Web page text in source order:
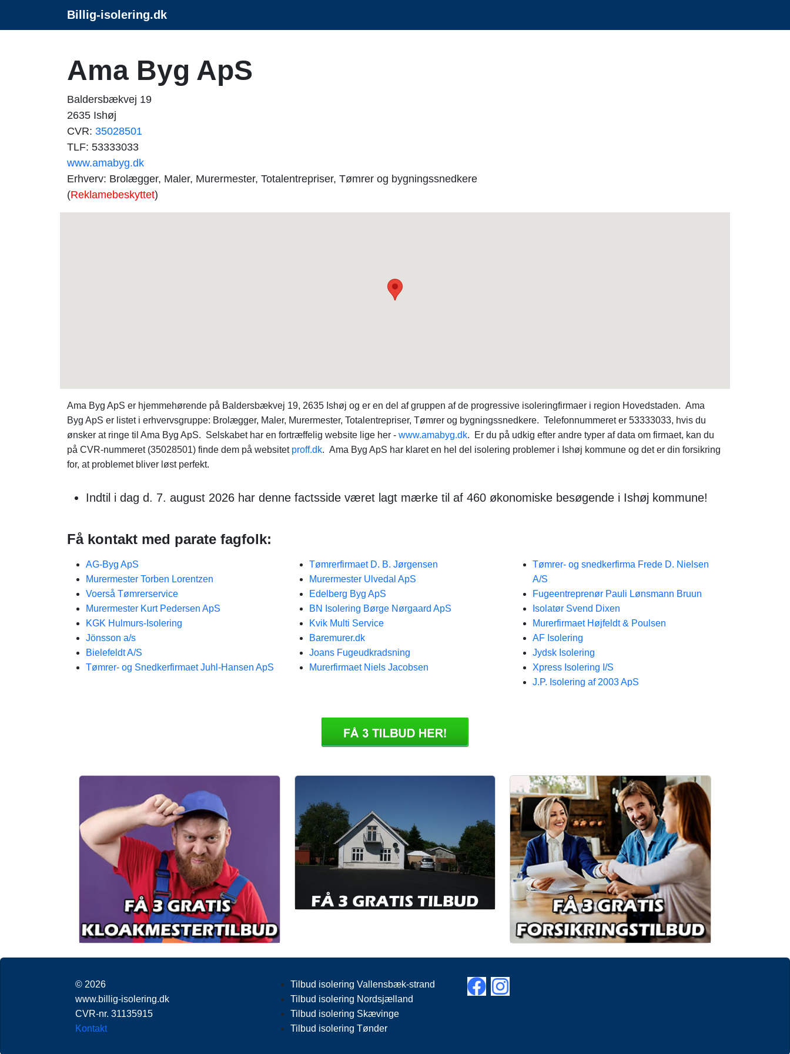
Billig-isolering.dk
Ama Byg ApS
Baldersbækvej 19
2635 Ishøj
CVR: 35028501
TLF: 53333033
www.amabyg.dk
Erhverv: Brolægger, Maler, Murermester, Totalentrepriser, Tømrer og bygningssnedkere
(Reklamebeskyttet)
Ama Byg ApS er hjemmehørende på Baldersbækvej 19, 2635 Ishøj og er en del af gruppen af de progressive isoleringfirmaer i region Hovedstaden. Ama
Byg ApS er listet i erhvervsgruppe: Brolægger, Maler, Murermester, Totalentrepriser, Tømrer og bygningssnedkere. Telefonnummeret er 53333033, hvis du
ønsker at ringe til Ama Byg ApS. Selskabet har en fortræffelig website lige her - www.amabyg.dk. Er du på udkig efter andre typer af data om firmaet, kan du
på CVR-nummeret (35028501) finde dem på websitet proff.dk. Ama Byg ApS har klaret en hel del isolering problemer i Ishøj kommune og det er din forsikring
for, at problemet bliver løst perfekt.
Indtil i dag d. 7. august 2026 har denne factsside været lagt mærke til af 460 økonomiske besøgende i Ishøj kommune!
Få kontakt med parate fagfolk:
AG-Byg ApS
Murermester Torben Lorentzen
Voerså Tømrerservice
Murermester Kurt Pedersen ApS
KGK Hulmurs-Isolering
Jönsson a/s
Bielefeldt A/S
Tømrer- og Snedkerfirmaet Juhl-Hansen ApS
Tømrerfirmaet D. B. Jørgensen
Murermester Ulvedal ApS
Edelberg Byg ApS
BN Isolering Børge Nørgaard ApS
Kvik Multi Service
Baremurer.dk
Joans Fugeudkradsning
Murerfirmaet Niels Jacobsen
Tømrer- og snedkerfirma Frede D. Nielsen
A/S
Fugeentreprenør Pauli Lønsmann Bruun
Isolatør Svend Dixen
Murerfirmaet Højfeldt & Poulsen
AF Isolering
Jydsk Isolering
Xpress Isolering I/S
J.P. Isolering af 2003 ApS
© 2026
www.billig-isolering.dk
CVR-nr. 31135915
Kontakt
Tilbud isolering Vallensbæk-strand
Tilbud isolering Nordsjælland
Tilbud isolering Skævinge
Tilbud isolering Tønder